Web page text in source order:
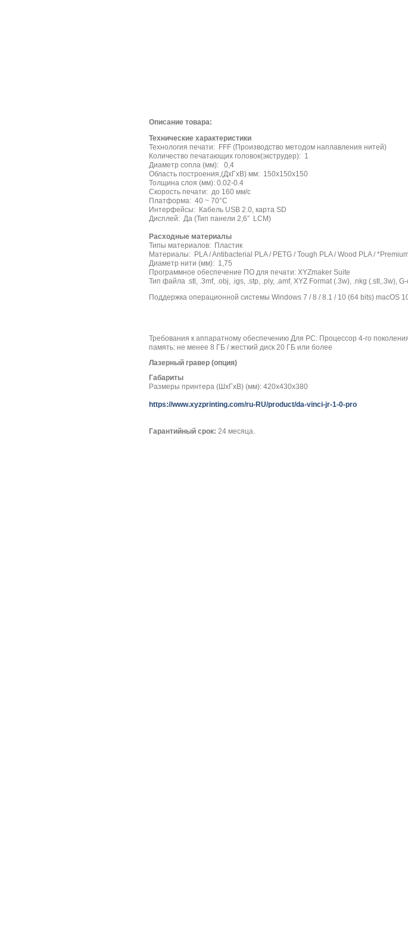
Описание товара:
Технические характеристики
Технология печати: FFF (Производство методом наплавления нитей)
Количество печатающих головок(экструдер): 1
Диаметр сопла (мм): 0,4
Область построения,(ДхГxВ) мм: 150х150х150
Толщина слоя (мм): 0.02-0.4
Скорость печати: до 160 мм/с
Платформа: 40 ~ 70°C
Интерфейсы: Кабель USB 2.0, карта SD
Дисплей: Да (Тип панели 2,6” LCM)
Расходные материалы
Типы материалов: Пластик
Материалы: PLA / Antibacterial PLA / PETG / Tough PLA / Wood PLA /
Диаметр нити (мм): 1,75
Программное обеспечение ПО для печати: XYZmaker Suite
Тип файла .stl, .3mf, .obj, .igs, .stp, .ply, .amf, XYZ Format (.3w), .nkg (.stl,.3w),
Поддержка операционной системы Windows 7 / 8 / 8.1 / 10 (64 bits) macOS
Требования к аппаратному обеспечению Для PC: Процессор 4-го
память: не менее 8 ГБ / жесткий диск 20 ГБ или более
Лазерный гравер (опция)
Габариты
Размеры принтера (ШхГхВ) (мм): 420x430x380
https://www.xyzprinting.com/ru-RU/product/da-vinci-jr-1-0-pro
Гарантийный срок: 24 месяца.